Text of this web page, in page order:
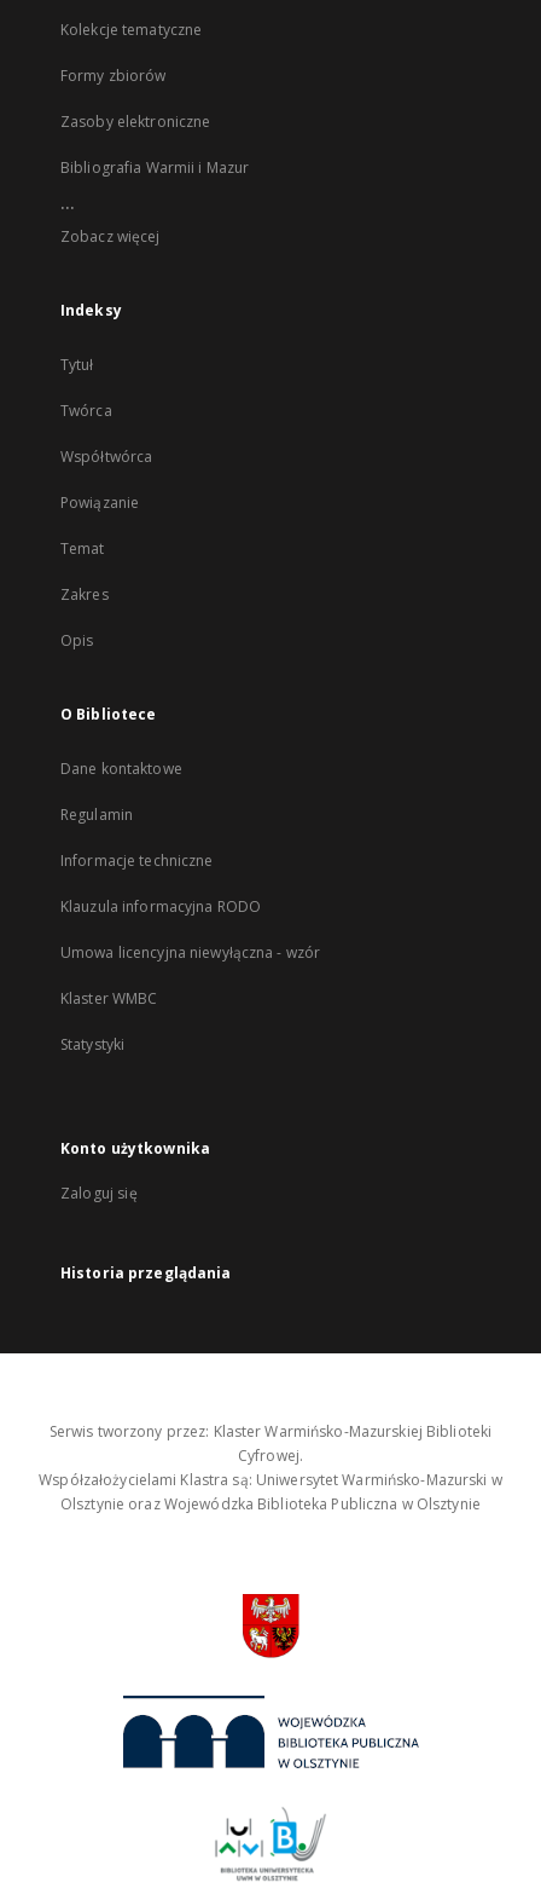
Kolekcje tematyczne
Formy zbiorów
Zasoby elektroniczne
Bibliografia Warmii i Mazur
...
Zobacz więcej
Indeksy
Tytuł
Twórca
Współtwórca
Powiązanie
Temat
Zakres
Opis
O Bibliotece
Dane kontaktowe
Regulamin
Informacje techniczne
Klauzula informacyjna RODO
Umowa licencyjna niewyłączna - wzór
Klaster WMBC
Statystyki
Konto użytkownika
Zaloguj się
Historia przeglądania
Serwis tworzony przez: Klaster Warmińsko-Mazurskiej Biblioteki
Cyfrowej.
Współzałożycielami Klastra są: Uniwersytet Warmińsko-Mazurski w
Olsztynie oraz Wojewódzka Biblioteka Publiczna w Olsztynie